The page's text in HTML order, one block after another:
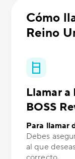
Cómo
Reino
Llamar
BOSS
Para llamar
Debes
al que